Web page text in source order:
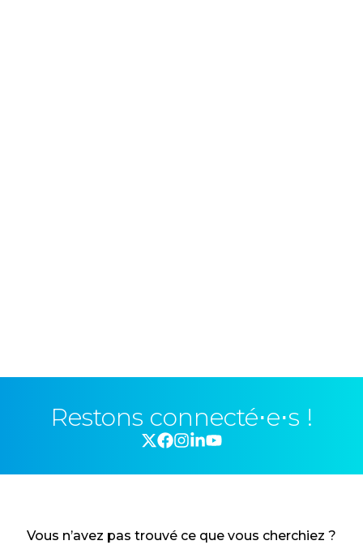
Restons connecté⋅e⋅s !
Vous n’avez pas trouvé ce que vous cherchiez ?